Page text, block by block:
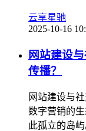
云享星驰
2025-10-16
网站建设
传播？
网站建设与
数字营销的
此孤立的岛